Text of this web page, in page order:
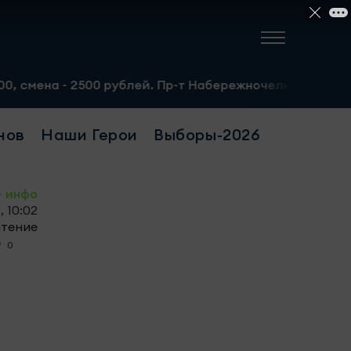
рублей. Пр-т Набережночелнинский, 13а. Тел.: 8-
Наши Герои Выборы-2026
инфо
10:02
0